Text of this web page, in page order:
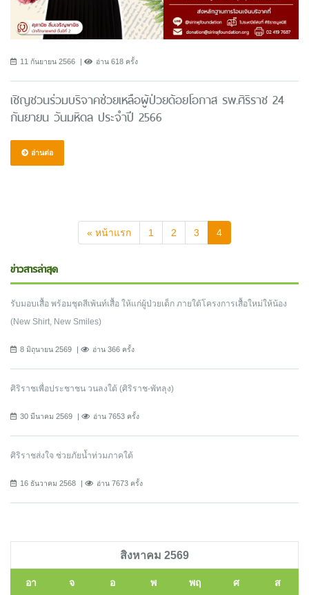
11 กันยายน 2566 อ่าน 618 ครั้ง
เชิญชวนร่วมบริจาคช่วยเหลือผู้ป่วยด้อยโอกาส รพ.ศิริราช 24
กันยายน วันมหิดล ประจำปี 2566
อ่านต่อ
« หน้าแรก 1 2 3 4(current)
ข่าวสารล่าสุด
รับมอบเสื้อ พร้อมชุดสีเพ้นท์เสื้อ ให้แก่ผู้ป่วยเด็ก ภายใต้โครงการเสื้อใหม่ให้น้อง
(New Shirt, New Smiles)
8 มิถุนายน 2569 อ่าน 366 ครั้ง
ศิริราชเพื่อประชาชน วนลงใต้ (ศิริราช-พัทลุง)
30 มีนาคม 2569 อ่าน 7653 ครั้ง
ศิริราชส่งใจ ช่วยภัยน้ำท่วมภาคใต้
16 ธันวาคม 2568 อ่าน 7673 ครั้ง
สิงหาคม 2569
อา จ อ พ พฤ ศ ส